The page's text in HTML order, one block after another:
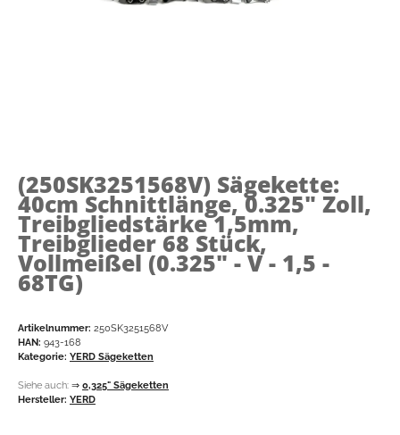
(250SK3251568V) Sägekette:
40cm Schnittlänge, 0.325" Zoll,
Treibgliedstärke 1,5mm,
Treibglieder 68 Stück,
Vollmeißel (0.325" - V - 1,5 -
68TG)
Artikelnummer: 250SK3251568V
HAN: 943-168
Kategorie: YERD Sägeketten
Siehe auch: ⇒ 0,325" Sägeketten
Hersteller: YERD